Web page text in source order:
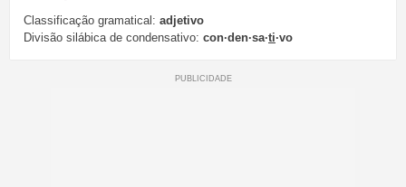
Classificação gramatical: adjetivo
Divisão silábica de condensativo: con·den·sa·ti·vo